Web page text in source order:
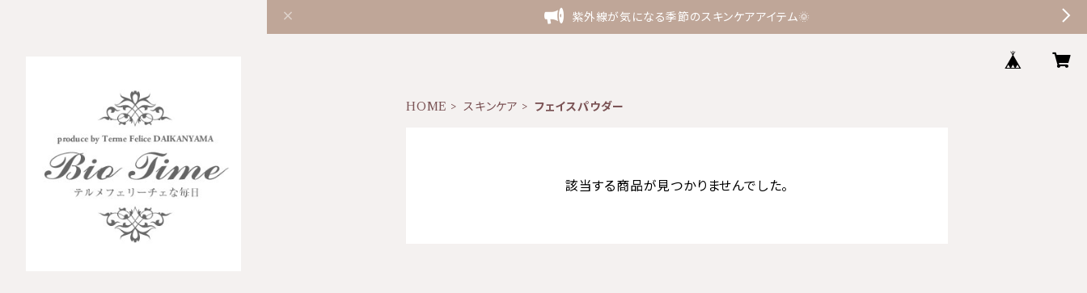
紫外線が気になる季節のスキンケアアイテム🌞
HOME スキンケア フェイスパウダー
該当する商品が見つかりませんでした。